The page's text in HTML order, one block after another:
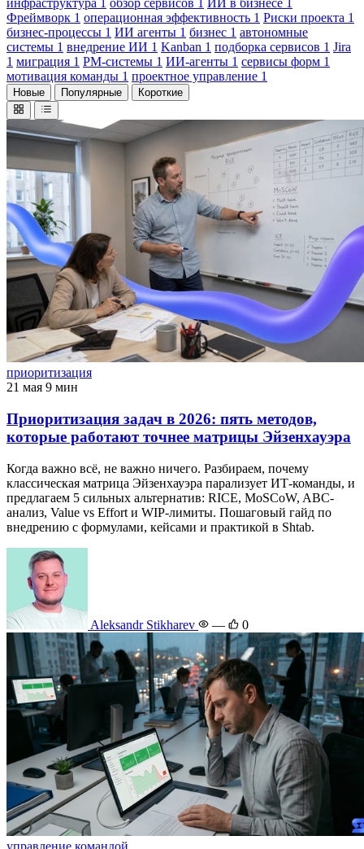
Фреймворк 1 операционная эффективность 1 Риски проекта 1
бизнес-процессы 1 ИИ агенты 1 бизнес 1 автономные
системы 1 внедрение ИИ 1 Kanban 1 подборка сервисов 1 Jira
1 миграция 1 PM-системы 1 ИИ-агенты 1 сервисы форм 1
мотивация команды 1 проектное управление 1
Новые Популярные Короткие
приоритизация
21 мая 9 мин
Приоритизация задач в 2026: пять методов,
которые работают точнее матрицы Эйзенхауэра
Когда важно всё, не важно ничего. Разбираем, почему
классическая матрица Эйзенхауэра парализует ИТ-команды, и
предлагаем 5 сильных альтернатив: RICE, MoSCoW, ABC-
анализ, Value vs Effort и WIP-лимиты. Пошаговый гайд по
внедрению с формулами, кейсами и практикой в Shtab.
Aleksandr Stikharev — 0
управление командой